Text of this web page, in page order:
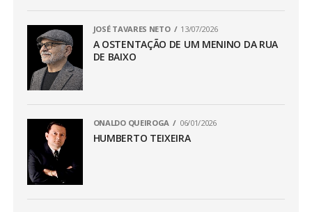
JOSÉ TAVARES NETO 13/07/2026
A OSTENTAÇÃO DE UM MENINO DA RUA
DE BAIXO
ONALDO QUEIROGA 06/01/2026
HUMBERTO TEIXEIRA